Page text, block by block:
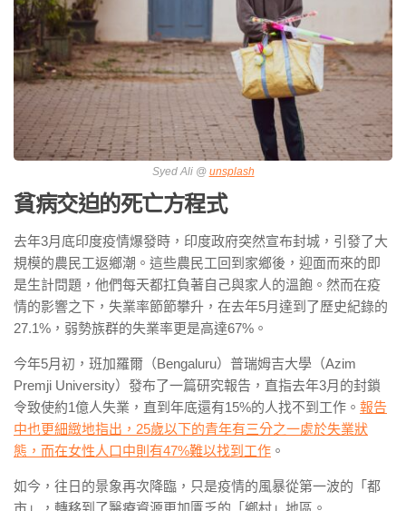
Syed Ali @ unsplash
貧病交迫的死亡方程式
去年3月底印度疫情爆發時，印度政府突然宣布封城，引發了大
規模的農民工返鄉潮。這些農民工回到家鄉後，迎面而來的即
是生計問題，他們每天都扛負著自己與家人的溫飽。然而在疫
情的影響之下，失業率節節攀升，在去年5月達到了歷史紀錄的
27.1%，弱勢族群的失業率更是高達67%。
今年5月初，班加羅爾（Bengaluru）普瑞姆吉大學（Azim
Premji University）發布了一篇研究報告，直指去年3月的封鎖
令致使約1億人失業，直到年底還有15%的人找不到工作。 報告
中也更細緻地指出，25歲以下的青年有三分之一處於失業狀
態，而在女性人口中則有47%難以找到工作 。
如今，往日的景象再次降臨，只是疫情的風暴從第一波的「都
市」，轉移到了醫療資源更加匱乏的「鄉村」地區。